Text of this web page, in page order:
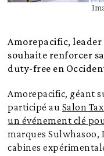
Amorepacific, leader
souhaite renforcer
duty-free en
Amorepacific, géant
participé au Salon
un événement clé
marques Sulwhasoo,
cabines